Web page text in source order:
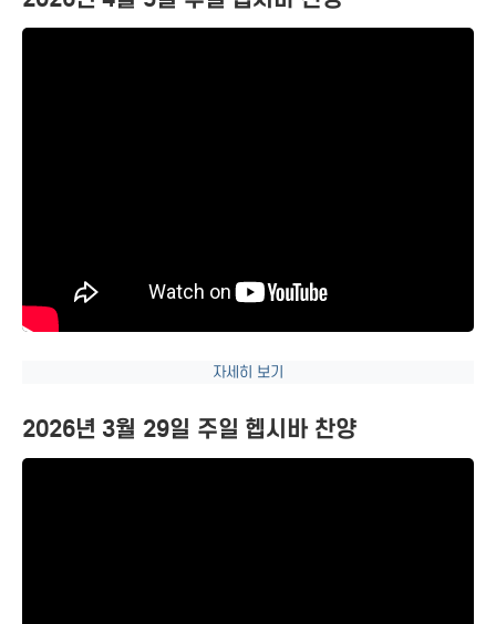
자세히 보기
2026년 3월 29일 주일 헵시바 찬양